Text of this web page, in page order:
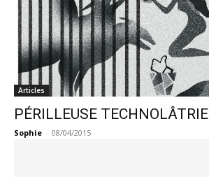
Articles
PÉRILLEUSE TECHNOLÂTRIE
Sophie - 08/04/2015